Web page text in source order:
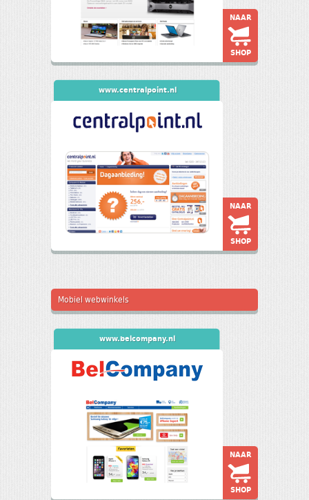
NAAR
SHOP
www.centralpoint.nl
NAAR
SHOP
Mobiel webwinkels
www.belcompany.nl
NAAR
SHOP